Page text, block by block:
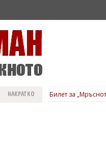
НАКРАТКО Билет за